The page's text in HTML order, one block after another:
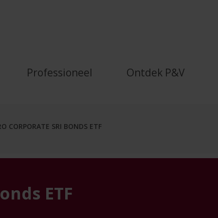
Professioneel Ontdek P&V
CORPORATE SRI BONDS ETF
ETF